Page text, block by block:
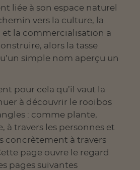
liée à son espace naturel
vers la culture, la
la commercialisation a
alors la tasse
simple nom aperçu un
pour cela qu’il vaut la
à découvrir le rooibos
: comme plante,
à travers les personnes et
concrètement à travers
page ouvre le regard
pages suivantes